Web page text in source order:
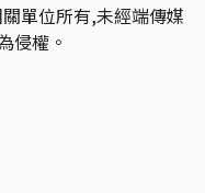
單位所有,未經端傳媒
侵權。